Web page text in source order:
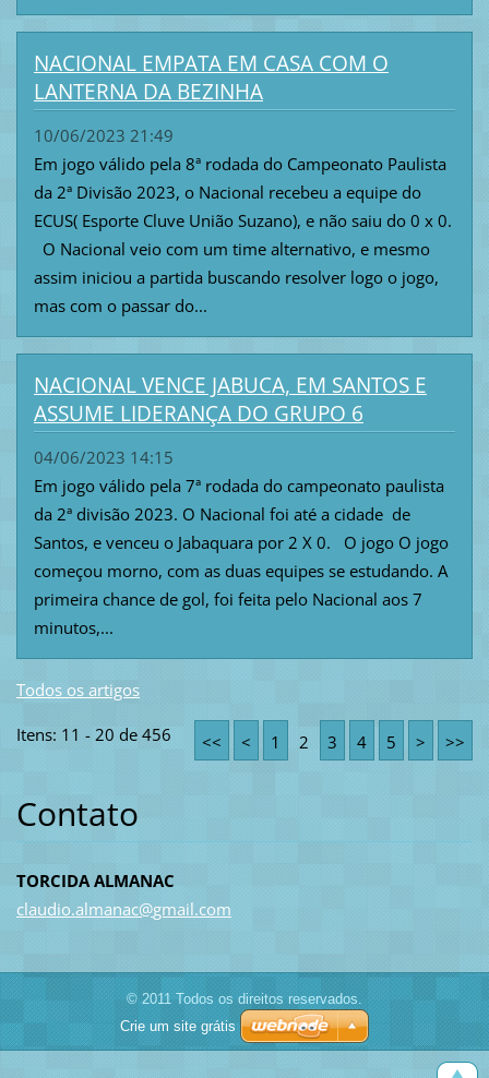
NACIONAL EMPATA EM CASA COM O
LANTERNA DA BEZINHA
10/06/2023 21:49
Em jogo válido pela 8ª rodada do Campeonato Paulista
da 2ª Divisão 2023, o Nacional recebeu a equipe do
ECUS( Esporte Cluve União Suzano), e não saiu do 0 x 0.
O Nacional veio com um time alternativo, e mesmo
assim iniciou a partida buscando resolver logo o jogo,
mas com o passar do...
NACIONAL VENCE JABUCA, EM SANTOS E
ASSUME LIDERANÇA DO GRUPO 6
04/06/2023 14:15
Em jogo válido pela 7ª rodada do campeonato paulista
da 2ª divisão 2023. O Nacional foi até a cidade de
Santos, e venceu o Jabaquara por 2 X 0. O jogo O jogo
começou morno, com as duas equipes se estudando. A
primeira chance de gol, foi feita pelo Nacional aos 7
minutos,...
Todos os artigos
Itens: 11 - 20 de 456 << < 1 2 3 4 5 > >>
Contato
TORCIDA ALMANAC
claudio.almanac@gmail.com
© 2011 Todos os direitos reservados.
Crie um site grátis